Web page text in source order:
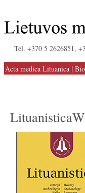
Tel. +370 5 2626851,
Acta medica Lituanica |